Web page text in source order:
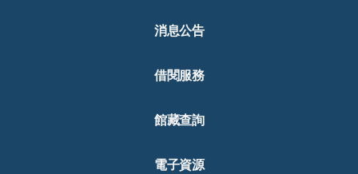
消息公告
借閱服務
館藏查詢
電子資源